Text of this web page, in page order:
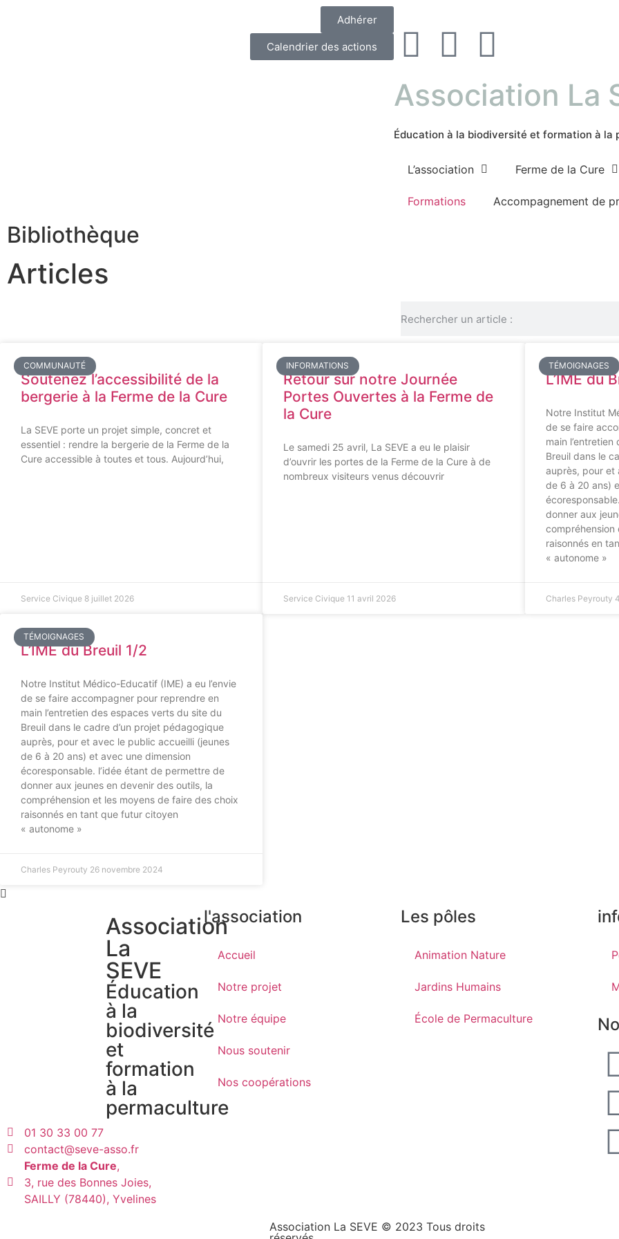
Adhérer
Calendrier des actions
Association La
Éducation à la biodiversité et formation à la
L’association Ferme de la Cure
Formations Accompagnement de
Bibliothèque
Articles
COMMUNAUTÉ
Soutenez l’accessibilité de la
bergerie à la Ferme de la Cure
La SEVE porte un projet simple, concret et
essentiel : rendre la bergerie de la Ferme de la
Cure accessible à toutes et tous. Aujourd’hui,
Service Civique 8 juillet 2026
INFORMATIONS
Retour sur notre Journée
Portes Ouvertes à la Ferme de
la Cure
Le samedi 25 avril, La SEVE a eu le plaisir
d’ouvrir les portes de la Ferme de la Cure à de
nombreux visiteurs venus découvrir
Service Civique 11 avril 2026
TÉMOIGNAGES
L’IME du
Notre Institut
de se faire
main
Breuil dans le
auprès, pour et
de 6 à 20 ans)
donner aux
compréhension
raisonnés en
« autonome »
Charles Peyrouty
TÉMOIGNAGES
L’IME du Breuil 1/2
Notre Institut Médico-Educatif (IME) a eu l’envie
de se faire accompagner pour reprendre en
main l’entretien des espaces verts du site du
Breuil dans le cadre d’un projet pédagogique
auprès, pour et avec le public accueilli (jeunes
de 6 à 20 ans) et avec une dimension
écoresponsable. l’idée étant de permettre de
donner aux jeunes en devenir des outils, la
compréhension et les moyens de faire des choix
raisonnés en tant que futur citoyen
« autonome »
Charles Peyrouty 26 novembre 2024
Association
La
SEVE
Éducation
à la
biodiversité
et
formation
à la
permaculture
01 30 33 00 77
contact@seve-asso.fr
Ferme de la Cure,
3, rue des Bonnes Joies,
SAILLY (78440), Yvelines
l'association
Accueil
Notre projet
Notre équipe
Nous soutenir
Nos coopérations
Les pôles
Animation Nature
Jardins Humains
École de Permaculture
Association La SEVE © 2023 Tous droits